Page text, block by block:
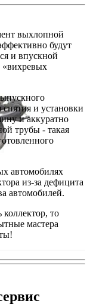
выхлопной
будут
и впускной
«вихревых
и установки
и аккуратно
трубы - такая
автомобилях
из-за дефицита
автомобилей.
то
мастера